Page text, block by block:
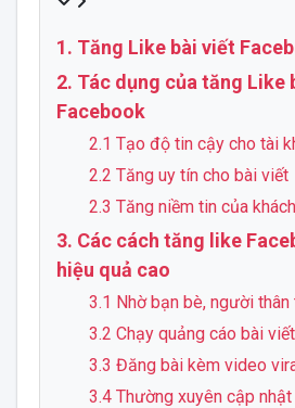
1. Tăng Like bài viết
2. Tác dụng của tăng Like
Facebook
2.1 Tạo độ tin cậy cho tài
2.2 Tăng uy tín cho bài viết
2.3 Tăng niềm tin của
3. Các cách tăng like
hiệu quả cao
3.1 Nhờ bạn bè, người
3.2 Chạy quảng cáo bài
3.3 Đăng bài kèm video
3.4 Thường xuyên cập